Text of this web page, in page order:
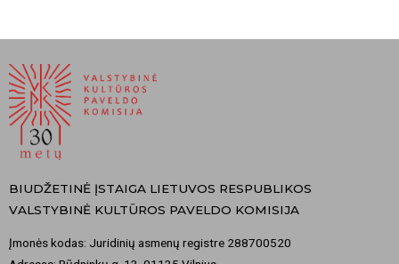
BIUDŽETINĖ ĮSTAIGA LIETUVOS RESPUBLIKOS
VALSTYBINĖ KULTŪROS PAVELDO KOMISIJA
Įmonės kodas: Juridinių asmenų registre 288700520